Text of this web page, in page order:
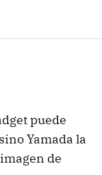
puede
Yamada la
de